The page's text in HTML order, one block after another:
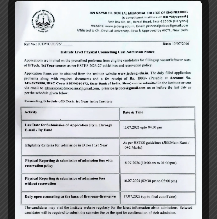
है। इस अवसर पर कार्यशाला के मुख्य वक्ता इंजीनियर गंगा
सिंह ने छात्रों को 3D प्रिंटिंग से जुड़े सभी पहलुओं पर
विस्तार पूर्वक जानकारी प्रदान की ।छात्रों ने भी इस विषय
से संबंधित अपनी जिज्ञासाओं को सांझा किया और हल प्राप्त
किया ।कार्यशाला का आयोजन इंजीनियर राज देवेंद्र सिंह
बराड़ की देखरेख में किया गया ।इंजीनियरिंग कॉलेज के
डिप्टी रजिस्ट्रार श्री एस एल सैनी,सभी विभागों के अध्यक्ष
एवं स्टाफ इस अवसर पर उपस्थित थे।
Byjcdeng 0
Related Posts